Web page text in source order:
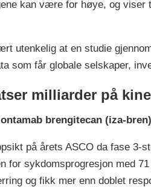
kan være for høye, og viser
utenkelig at en studie
som får globale selskaper,
milliarder på
brengitecan (iza-bren)
på årets ASCO da fase 3-
for sykdomsprogresjon med
og fikk mer enn doblet